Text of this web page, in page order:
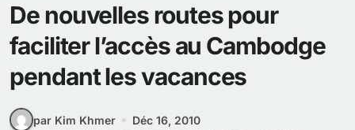
De nouvelles routes pour
faciliter l’accès au Cambodge
pendant les vacances
par Kim Khmer
Déc 16, 2010